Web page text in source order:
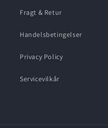
Fragt & Retur
Handelsbetingelser
Privacy Policy
Servicevilkår